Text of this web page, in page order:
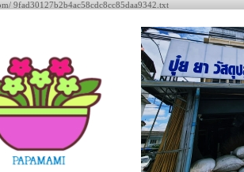
9fad30127b2b4ac58cdc8cc85daa9342.txt